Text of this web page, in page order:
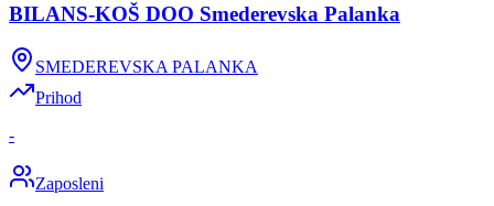
BILANS-KOŠ DOO Smederevska Palanka
SMEDEREVSKA PALANKA
Prihod
-
Zaposleni